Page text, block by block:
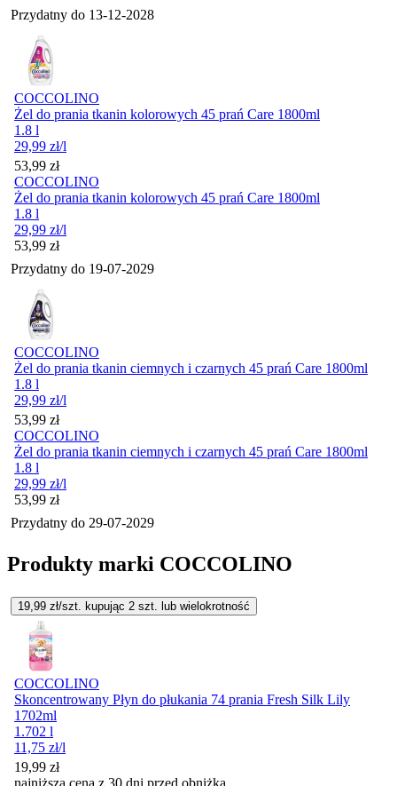
Przydatny do 13-12-2028
COCCOLINO
Żel do prania tkanin kolorowych 45 prań Care 1800ml
1.8 l
29,99 zł/l
Cena
53,99 zł
COCCOLINO
Żel do prania tkanin kolorowych 45 prań Care 1800ml
1.8 l
29,99 zł/l
Cena
53,99 zł
Przydatny do 19-07-2029
COCCOLINO
Żel do prania tkanin ciemnych i czarnych 45 prań Care 1800ml
1.8 l
29,99 zł/l
Cena
53,99 zł
COCCOLINO
Żel do prania tkanin ciemnych i czarnych 45 prań Care 1800ml
1.8 l
29,99 zł/l
Cena
53,99 zł
Przydatny do 29-07-2029
Produkty marki COCCOLINO
19,99 zł/szt. kupując 2 szt. lub wielokrotność
COCCOLINO
Skoncentrowany Płyn do płukania 74 prania Fresh Silk Lily
1702ml
1.702 l
11,75 zł/l
19,99 zł